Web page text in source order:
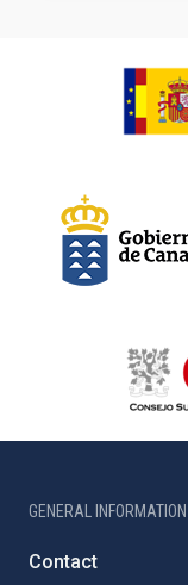
GENERAL INFORMATION
Contact